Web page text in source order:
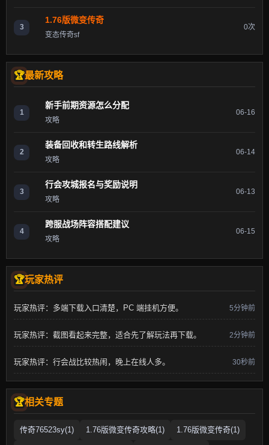
3
1.76版微变传奇
变态传奇sf
0次
最新攻略
1
新手前期资源怎么分配
攻略
06-16
2
装备回收和转生路线解析
攻略
06-14
3
行会攻城报名与奖励说明
攻略
06-13
4
跨服战场阵容搭配建议
攻略
06-15
玩家热评
玩家热评：多端下载入口清楚，PC 端挂机方便。 5分钟前
玩家热评：截图看起来完整，适合先了解玩法再下载。 2分钟前
玩家热评：行会战比较热闹，晚上在线人多。 30秒前
相关专题
传奇76523sy(1) 1.76版微变传奇攻略(1) 1.76版微变传奇(1)